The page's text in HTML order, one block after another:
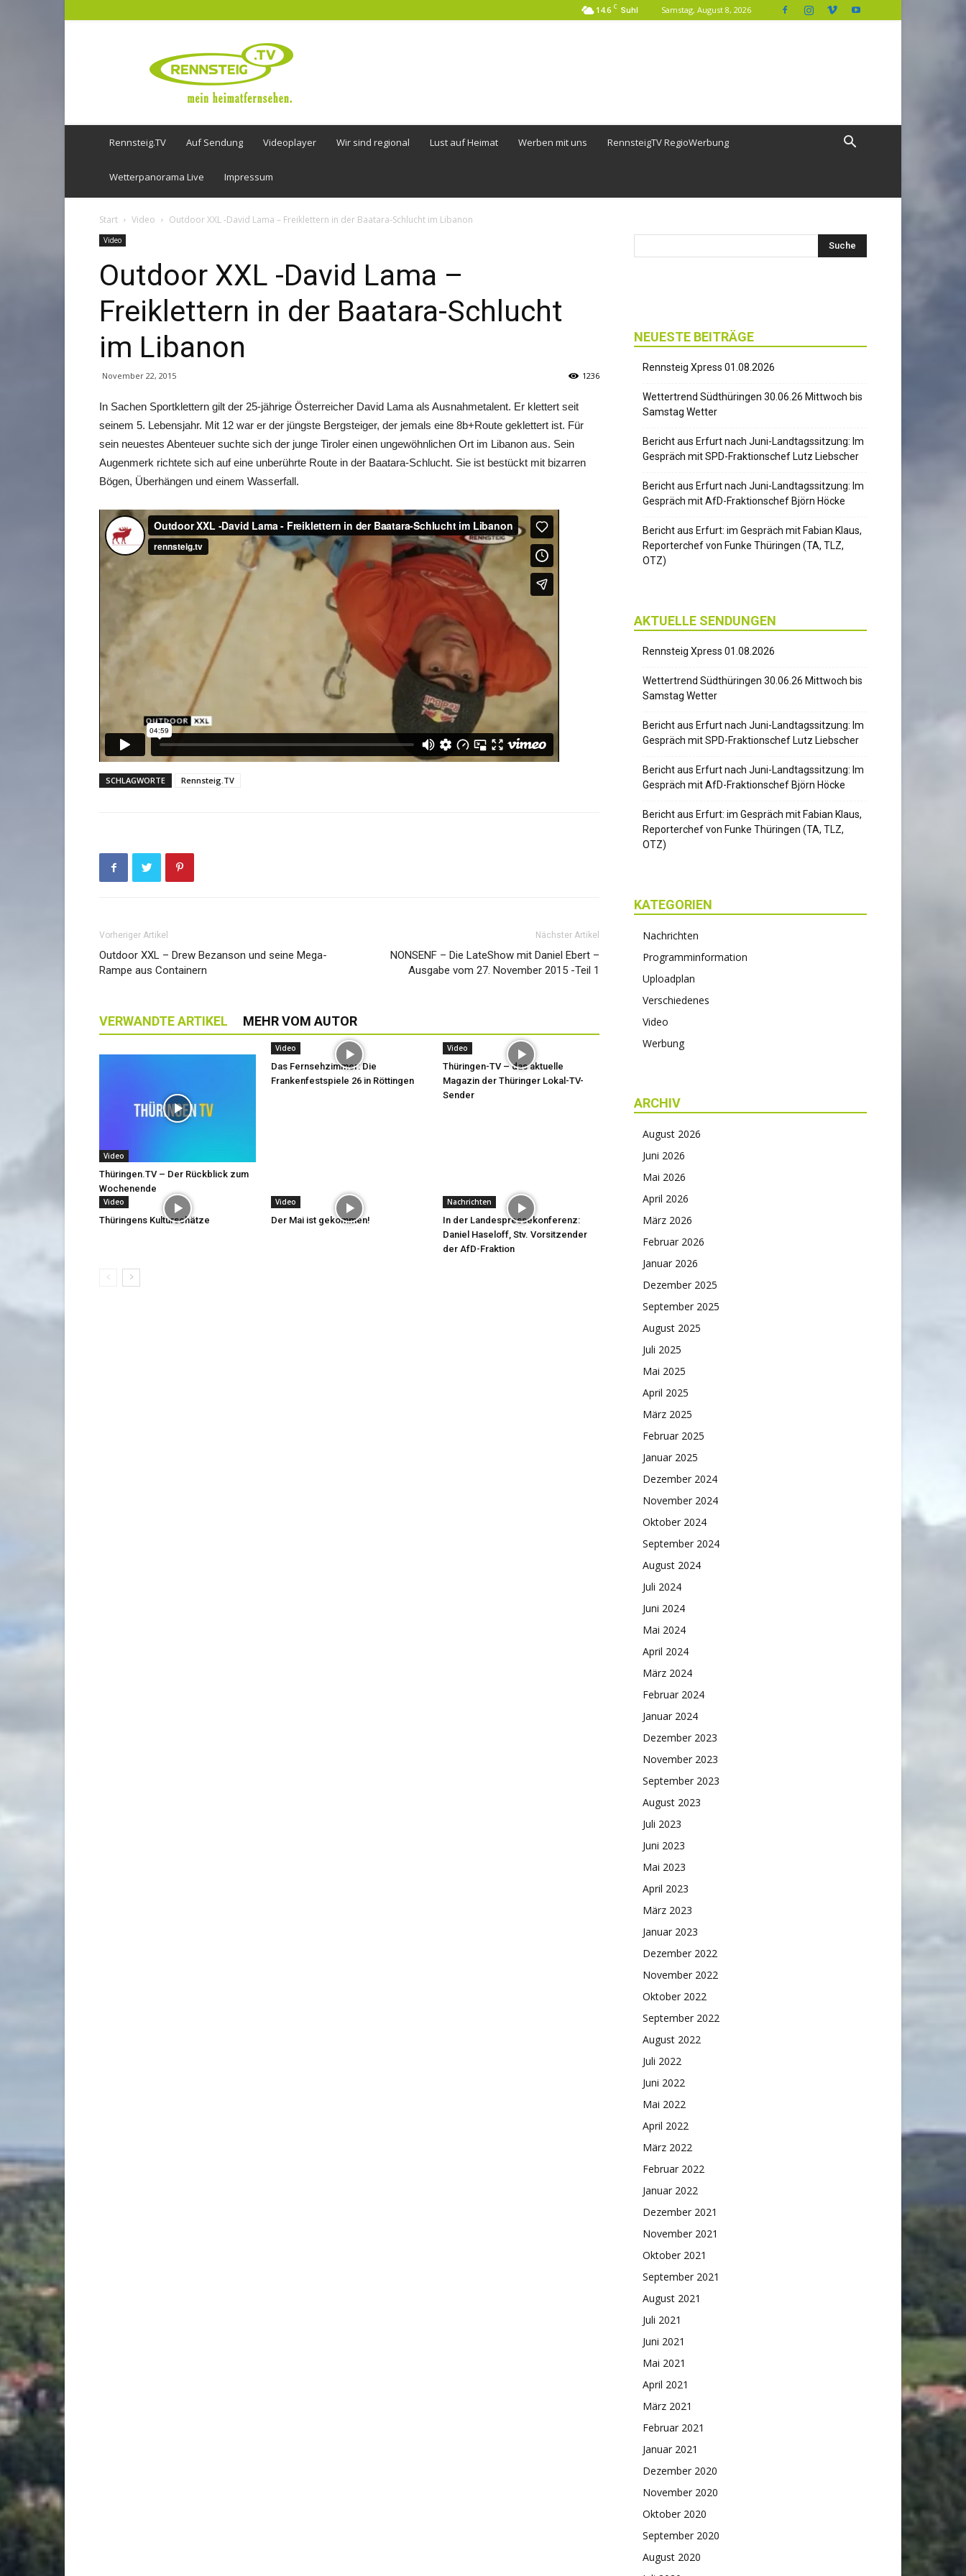
14.6 C Suhl Samstag, August 8, 2026
Rennsteig.TV Auf Sendung Videoplayer Wir sind regional Lust auf Heimat Werben mit uns RennsteigTV RegioWerbung
Wetterpanorama Live Impressum
Start Video Outdoor XXL -David Lama – Freiklettern in der Baatara-Schlucht im Libanon
Video
Outdoor XXL -David Lama –
Freiklettern in der Baatara-Schlucht
im Libanon
November 22, 2015 1236
In Sachen Sportklettern gilt der 25-jährige Österreicher David Lama als Ausnahmetalent. Er klettert seit
seinem 5. Lebensjahr. Mit 12 war er der jüngste Bergsteiger, der jemals eine 8b+Route geklettert ist. Für
sein neuestes Abenteuer suchte sich der junge Tiroler einen ungewöhnlichen Ort im Libanon aus. Sein
Augenmerk richtete sich auf eine unberührte Route in der Baatara-Schlucht. Sie ist bestückt mit bizarren
Bögen, Überhängen und einem Wasserfall.
SCHLAGWORTE Rennsteig.TV
Vorheriger Artikel
Outdoor XXL – Drew Bezanson und seine Mega-
Rampe aus Containern
Nächster Artikel
NONSENF – Die LateShow mit Daniel Ebert –
Ausgabe vom 27. November 2015 -Teil 1
VERWANDTE ARTIKEL MEHR VOM AUTOR
Video
Thüringen.TV – Der Rückblick zum
Wochenende
Video
Das Fernsehzimmer: Die
Frankenfestspiele 26 in Röttingen
Video
Thüringen-TV – das aktuelle
Magazin der Thüringer Lokal-TV-
Sender
Video
Thüringens Kulturschätze
Video
Der Mai ist gekommen!
Nachrichten
In der Landespressekonferenz:
Daniel Haseloff, Stv. Vorsitzender
der AfD-Fraktion
NEUESTE BEITRÄGE
Rennsteig Xpress 01.08.2026
Wettertrend Südthüringen 30.06.26 Mittwoch bis
Samstag Wetter
Bericht aus Erfurt nach Juni-Landtagssitzung: Im
Gespräch mit SPD-Fraktionschef Lutz Liebscher
Bericht aus Erfurt nach Juni-Landtagssitzung: Im
Gespräch mit AfD-Fraktionschef Björn Höcke
Bericht aus Erfurt: im Gespräch mit Fabian Klaus,
Reporterchef von Funke Thüringen (TA, TLZ,
OTZ)
AKTUELLE SENDUNGEN
Rennsteig Xpress 01.08.2026
Wettertrend Südthüringen 30.06.26 Mittwoch bis
Samstag Wetter
Bericht aus Erfurt nach Juni-Landtagssitzung: Im
Gespräch mit SPD-Fraktionschef Lutz Liebscher
Bericht aus Erfurt nach Juni-Landtagssitzung: Im
Gespräch mit AfD-Fraktionschef Björn Höcke
Bericht aus Erfurt: im Gespräch mit Fabian Klaus,
Reporterchef von Funke Thüringen (TA, TLZ,
OTZ)
KATEGORIEN
Nachrichten
Programminformation
Uploadplan
Verschiedenes
Video
Werbung
ARCHIV
August 2026
Juni 2026
Mai 2026
April 2026
März 2026
Februar 2026
Januar 2026
Dezember 2025
September 2025
August 2025
Juli 2025
Mai 2025
April 2025
März 2025
Februar 2025
Januar 2025
Dezember 2024
November 2024
Oktober 2024
September 2024
August 2024
Juli 2024
Juni 2024
Mai 2024
April 2024
März 2024
Februar 2024
Januar 2024
Dezember 2023
November 2023
September 2023
August 2023
Juli 2023
Juni 2023
Mai 2023
April 2023
März 2023
Januar 2023
Dezember 2022
November 2022
Oktober 2022
September 2022
August 2022
Juli 2022
Juni 2022
Mai 2022
April 2022
März 2022
Februar 2022
Januar 2022
Dezember 2021
November 2021
Oktober 2021
September 2021
August 2021
Juli 2021
Juni 2021
Mai 2021
April 2021
März 2021
Februar 2021
Januar 2021
Dezember 2020
November 2020
Oktober 2020
September 2020
August 2020